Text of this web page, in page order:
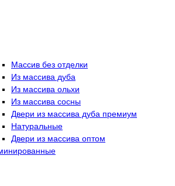
Массив без отделки
Из массива дуба
Из массива ольхи
Из массива сосны
Двери из массива дуба премиум
Натуральные
Двери из массива оптом